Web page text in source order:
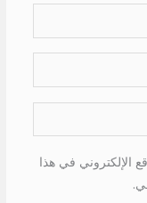
الإلكتروني في هذا